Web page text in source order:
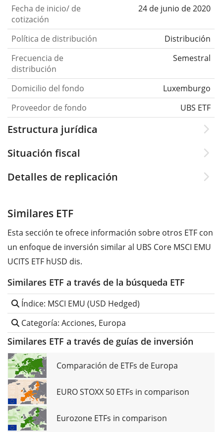
Fecha de inicio/ de
cotización
24 de junio de 2020
Política de distribución
Distribución
Frecuencia de
distribución
Semestral
Domicilio del fondo
Luxemburgo
Proveedor de fondo
UBS ETF
Estructura jurídica
Situación fiscal
Detalles de replicación
Similares ETF
Esta sección te ofrece información sobre otros ETF con
un enfoque de inversión similar al UBS Core MSCI EMU
UCITS ETF hUSD dis.
Similares ETF a través de la búsqueda ETF
Índice: MSCI EMU (USD Hedged)
Categoría: Acciones, Europa
Similares ETF a través de guías de inversión
Comparación de ETFs de Europa
EURO STOXX 50 ETFs in comparison
Eurozone ETFs in comparison